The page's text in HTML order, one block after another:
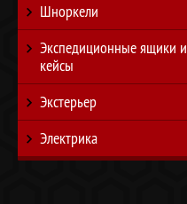
Шноркели
Экспедиционные ящики и
кейсы
Экстерьер
Электрика